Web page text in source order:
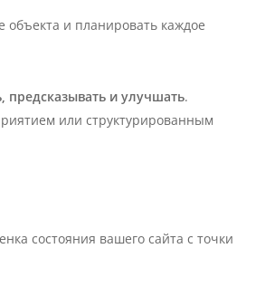
объекта и планировать каждое
предсказывать и улучшать.
или структурированным
состояния вашего сайта с точки